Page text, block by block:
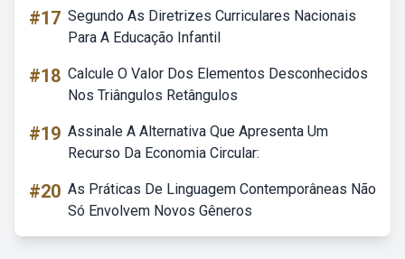
#17 Segundo As Diretrizes Curriculares Nacionais
Para A Educação Infantil
#18 Calcule O Valor Dos Elementos Desconhecidos
Nos Triângulos Retângulos
#19 Assinale A Alternativa Que Apresenta Um
Recurso Da Economia Circular:
#20 As Práticas De Linguagem Contemporâneas Não
Só Envolvem Novos Gêneros